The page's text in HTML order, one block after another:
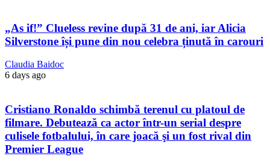
„As if!” Clueless revine după 31 de ani, iar Alicia
Silverstone își pune din nou celebra ținută în carouri
Claudia Baidoc
6 days ago
Cristiano Ronaldo schimbă terenul cu platoul de
filmare. Debutează ca actor într-un serial despre
culisele fotbalului, în care joacă şi un fost rival din
Premier League